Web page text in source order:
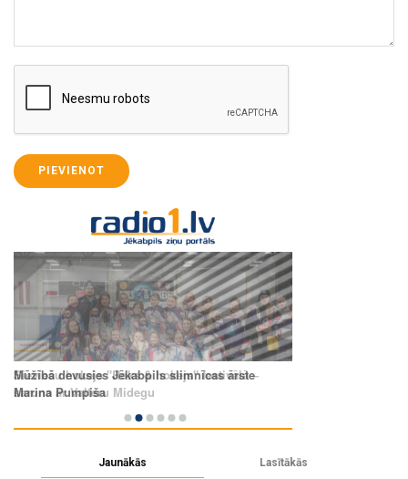
PIEVIENOT
Jaunākās Lasītākās